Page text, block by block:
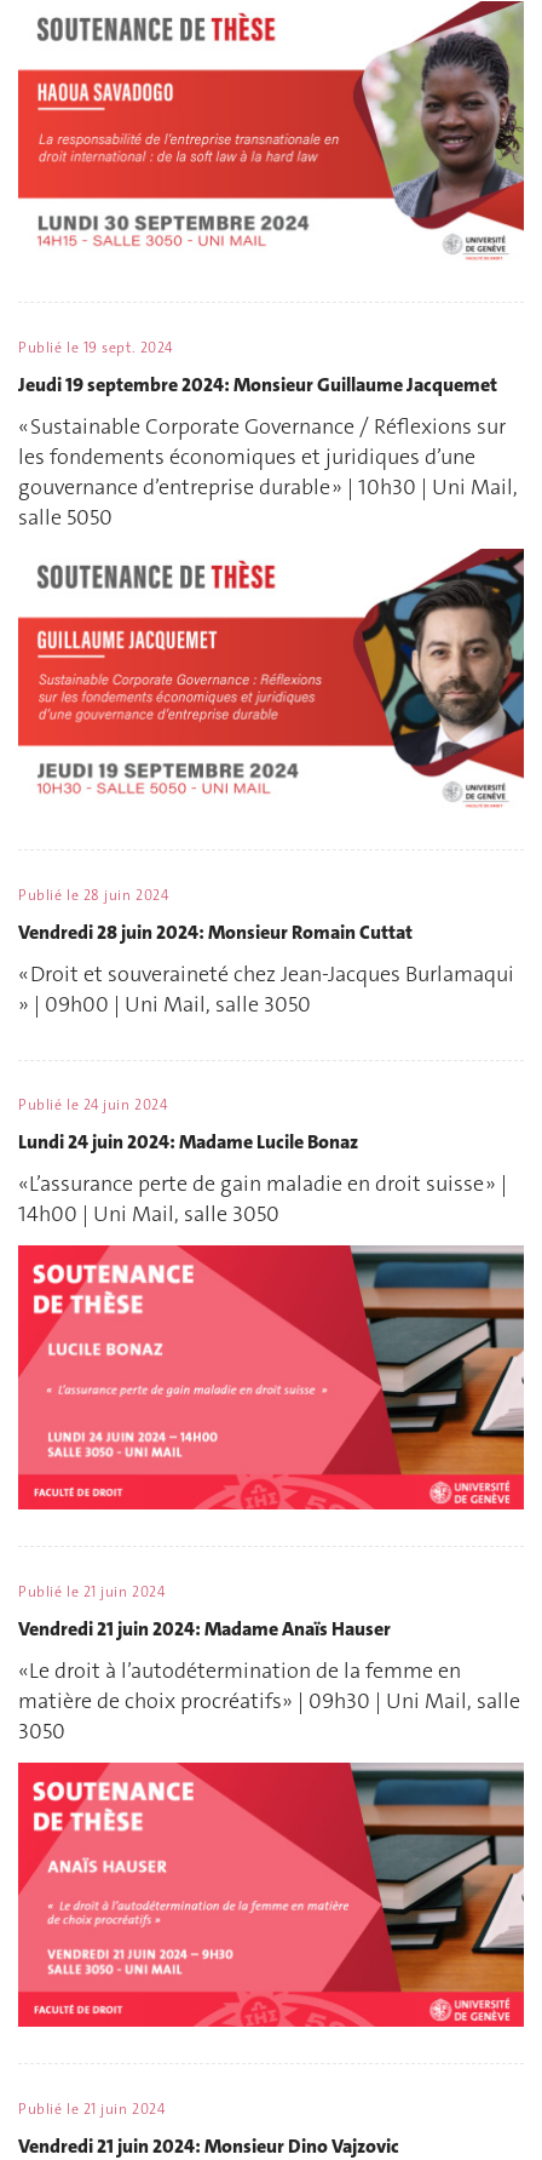
Publié le 19 sept. 2024
Jeudi 19 septembre 2024: Monsieur Guillaume Jacquemet
« Sustainable Corporate Governance / Réflexions sur
les fondements économiques et juridiques d’une
gouvernance d’entreprise durable » | 10h30 | Uni Mail,
salle 5050
Publié le 28 juin 2024
Vendredi 28 juin 2024: Monsieur Romain Cuttat
« Droit et souveraineté chez Jean-Jacques Burlamaqui
» | 09h00 | Uni Mail, salle 3050
Publié le 24 juin 2024
Lundi 24 juin 2024: Madame Lucile Bonaz
«L’assurance perte de gain maladie en droit suisse » |
14h00 | Uni Mail, salle 3050
Publié le 21 juin 2024
Vendredi 21 juin 2024: Madame Anaïs Hauser
«Le droit à l’autodétermination de la femme en
matière de choix procréatifs» | 09h30 | Uni Mail, salle
3050
Publié le 21 juin 2024
Vendredi 21 juin 2024: Monsieur Dino Vajzovic